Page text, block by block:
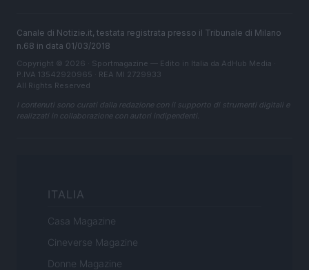
Canale di Notizie.it, testata registrata presso il Tribunale di Milano
n.68 in data 01/03/2018
Copyright © 2026 · Sportmagazine — Edito in Italia da AdHub Media
P.IVA 13542920965 · REA MI 2729933
All Rights Reserved
I contenuti sono curati dalla redazione con il supporto di strumenti digitali e
realizzati in collaborazione con autori indipendenti.
ITALIA
Casa Magazine
Cineverse Magazine
Donne Magazine